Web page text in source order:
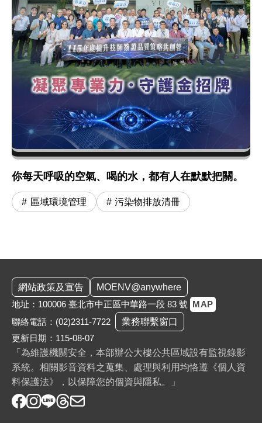
你每天呼吸的空氣、喝的水，都有人在默默把關。
區域環境管理 污染物排放清冊
網站政策及宣告
MOENV@anywhere
地址：100006 臺北市中正區中華路一段 83 號 MAP
聯絡電話： (02)2311-7722
業務聯繫窗口
更新日期：115-08-07
「為維護機關安全，本部辦公大樓公共區域設有監視錄影
系統。相關影音資料之蒐集、處理與利用均恪遵《個人資
料保護法》，以保障您的個資與隱私。」